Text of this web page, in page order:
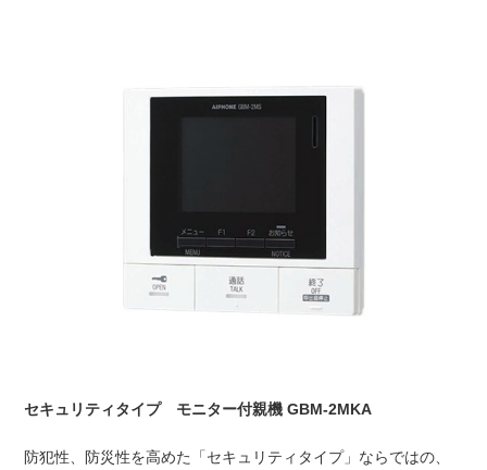
セキュリティタイプ モニター付親機 GBM-2MKA
防犯性、防災性を高めた「セキュリティタイプ」ならではの、